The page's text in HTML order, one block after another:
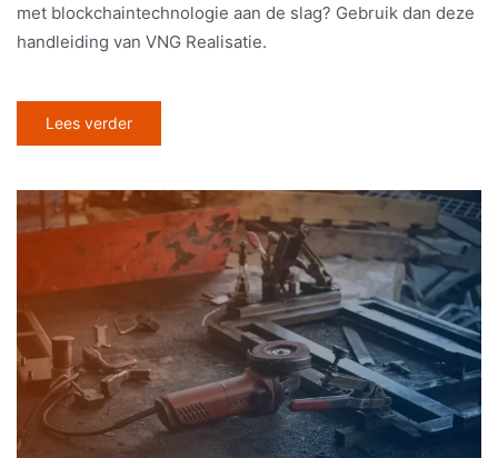
met blockchaintechnologie aan de slag? Gebruik dan deze
handleiding van VNG Realisatie.
Lees verder